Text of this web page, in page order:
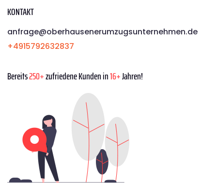
KONTAKT
anfrage@oberhausenerumzugsunternehmen.de
+4915792632837
Bereits250+zufriedene Kunden in16+Jahren!